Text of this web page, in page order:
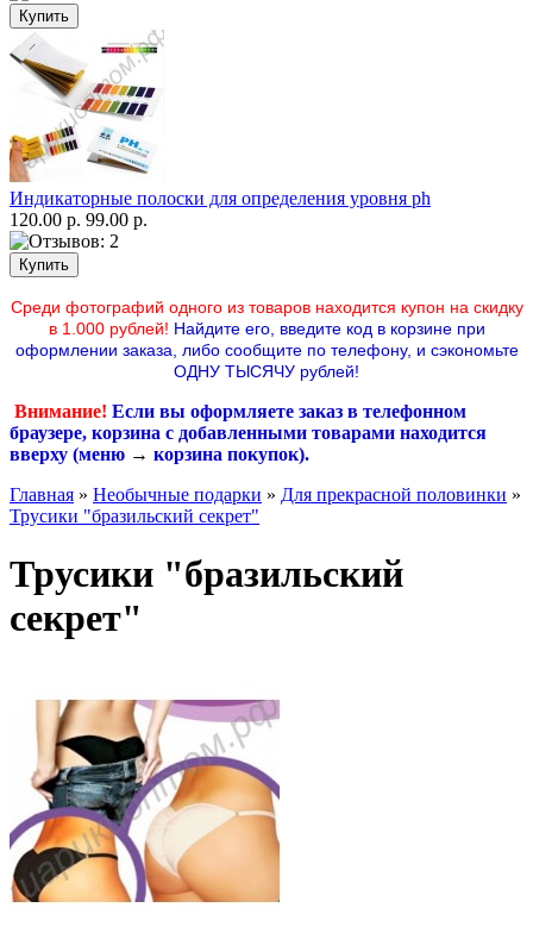
Индикаторные полоски для определения уровня ph
120.00 р. 99.00 р.
Среди фотографий одного из товаров находится купон на скидку
в 1.000 рублей! Найдите его, введите код в корзине при
оформлении заказа, либо сообщите по телефону, и сэкономьте
ОДНУ ТЫСЯЧУ рублей!
Внимание! Если вы оформляете заказ в телефонном
браузере, корзина с добавленными товарами находится
вверху (меню → корзина покупок).
Главная » Необычные подарки » Для прекрасной половинки »
Трусики "бразильский секрет"
Трусики "бразильский
секрет"